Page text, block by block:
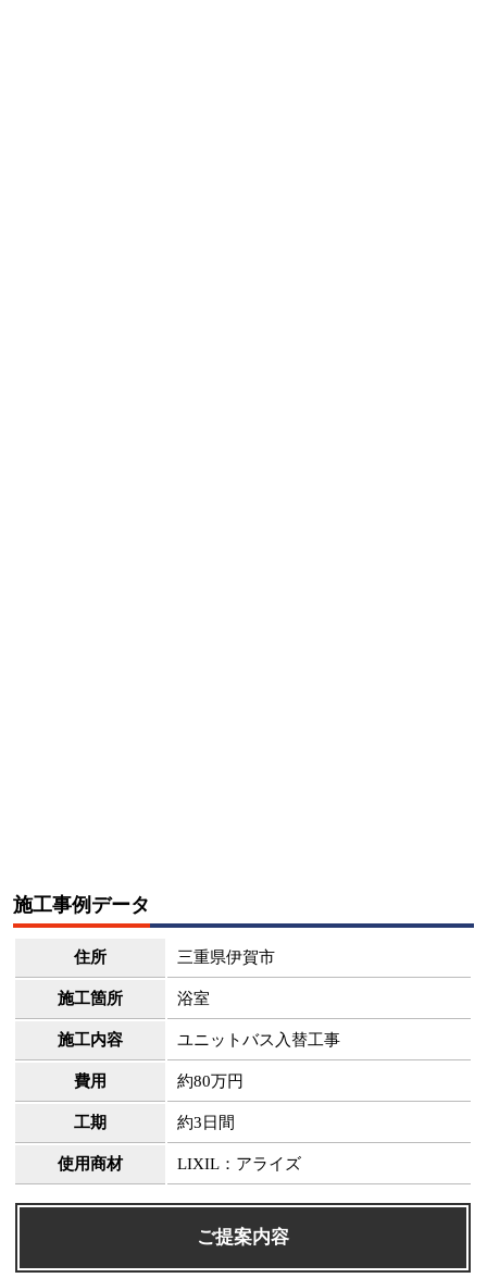
施工事例データ
住所 三重県伊賀市
施工箇所 浴室
施工内容 ユニットバス入替工事
費用 約80万円
工期 約3日間
使用商材 LIXIL：アライズ
ご提案内容